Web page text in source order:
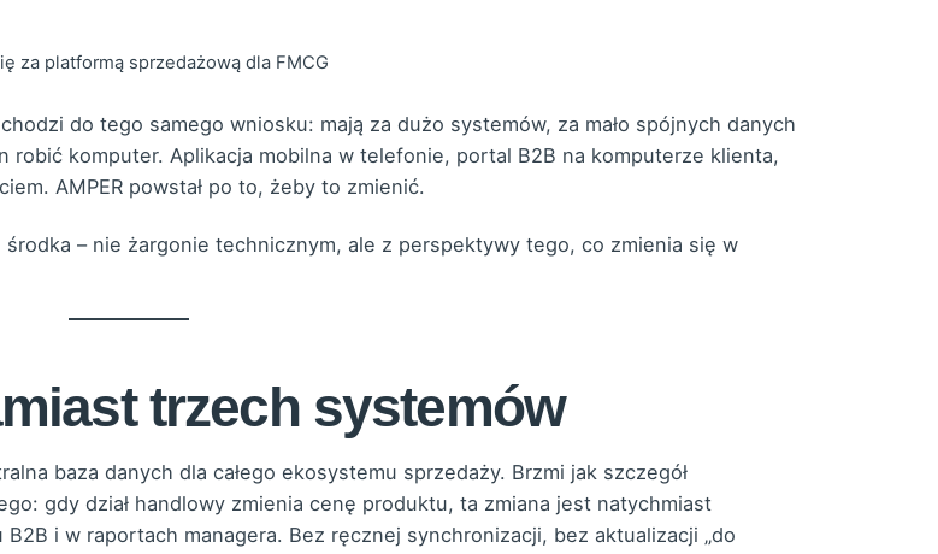
za platformą sprzedażową dla FMCG
do tego samego wniosku: mają za dużo systemów, za mało spójnych danych
komputer. Aplikacja mobilna w telefonie, portal B2B na komputerze klienta,
AMPER powstał po to, żeby to zmienić.
środka – nie żargonie technicznym, ale z perspektywy tego, co zmienia się w
trzech systemów
baza danych dla całego ekosystemu sprzedaży. Brzmi jak szczegół
gdy dział handlowy zmienia cenę produktu, ta zmiana jest natychmiast
i w raportach managera. Bez ręcznej synchronizacji, bez aktualizacji „do